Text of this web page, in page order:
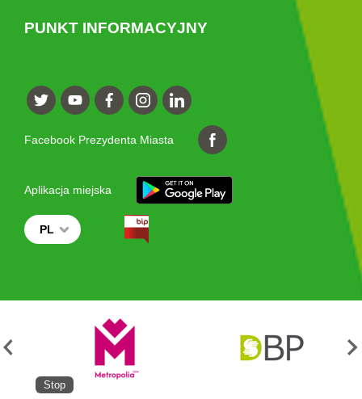
PUNKT INFORMACYJNY
Facebook Prezydenta Miasta
Aplikacja miejska
PL
Stop